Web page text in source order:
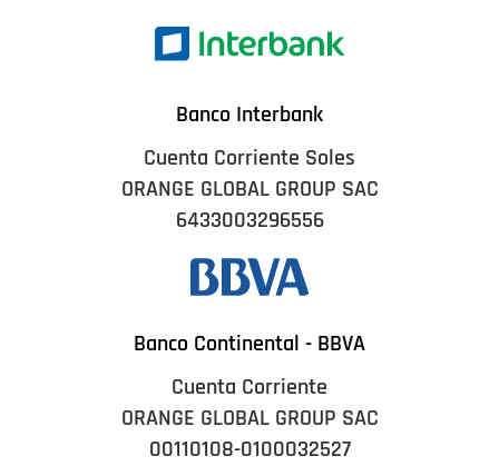
Banco Interbank
Cuenta Corriente Soles
ORANGE GLOBAL GROUP SAC
6433003296556
Banco Continental - BBVA
Cuenta Corriente
ORANGE GLOBAL GROUP SAC
00110108-0100032527